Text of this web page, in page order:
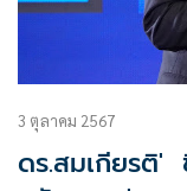
3 ตุลาคม 2567
ดร.สมเกียรติ'